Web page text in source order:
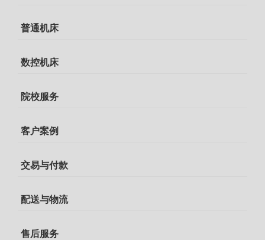
普通机床
数控机床
院校服务
客户案例
交易与付款
配送与物流
售后服务